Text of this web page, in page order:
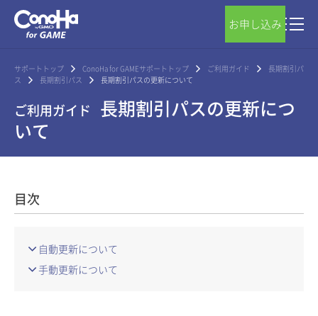
お申し込み
サポートトップ ConoHa for GAMEサポートトップ ご利用ガイド
長期割引パ
ス
長期割引パス 長期割引パスの更新について
ご利用ガイド 長期割引パスの更新につ
いて
目次
自動更新について
手動更新について